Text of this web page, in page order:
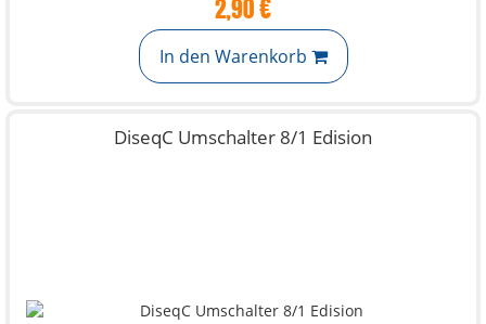
2,90 €
In den Warenkorb
DiseqC Umschalter 8/1 Edision